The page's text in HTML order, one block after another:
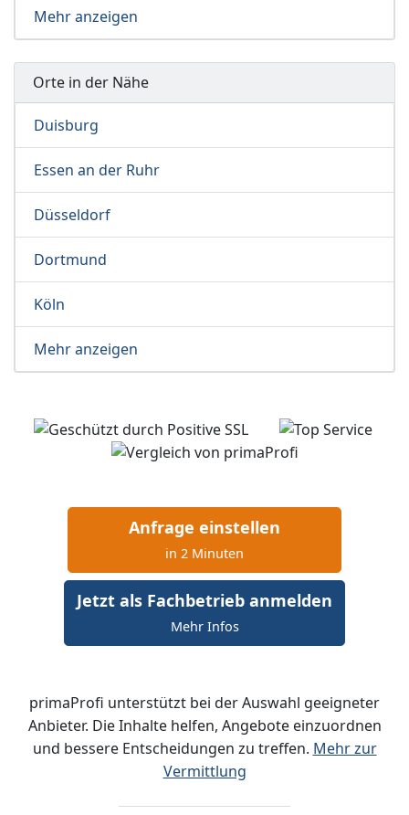
Mehr anzeigen
Orte in der Nähe
Duisburg
Essen an der Ruhr
Düsseldorf
Dortmund
Köln
Mehr anzeigen
Anfrage einstellen
in 2 Minuten
Jetzt als Fachbetrieb anmelden
Mehr Infos
primaProfi unterstützt bei der Auswahl geeigneter
Anbieter. Die Inhalte helfen, Angebote einzuordnen
und bessere Entscheidungen zu treffen. Mehr zur
Vermittlung